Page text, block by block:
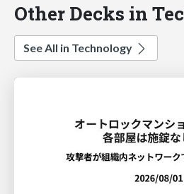
Other Decks in
See All in Technology